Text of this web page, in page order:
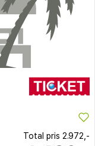
Total pris 2.972,-